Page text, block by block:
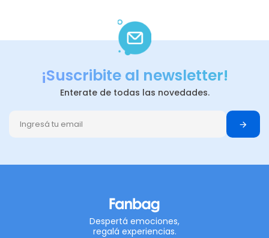
¡Suscribite al newsletter!
Enterate de todas las novedades.
Despertá emociones,
regalá experiencias.